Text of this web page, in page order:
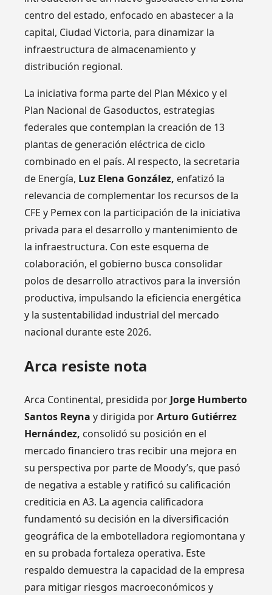
centro del estado, enfocado en abastecer a la
capital, Ciudad Victoria, para dinamizar la
infraestructura de almacenamiento y
distribución regional.
La iniciativa forma parte del Plan México y el
Plan Nacional de Gasoductos, estrategias
federales que contemplan la creación de 13
plantas de generación eléctrica de ciclo
combinado en el país. Al respecto, la secretaria
de Energía, Luz Elena González, enfatizó la
relevancia de complementar los recursos de la
CFE y Pemex con la participación de la iniciativa
privada para el desarrollo y mantenimiento de
la infraestructura. Con este esquema de
colaboración, el gobierno busca consolidar
polos de desarrollo atractivos para la inversión
productiva, impulsando la eficiencia energética
y la sustentabilidad industrial del mercado
nacional durante este 2026.
Arca resiste nota
Arca Continental, presidida por Jorge Humberto
Santos Reynay dirigida porArturo Gutiérrez
Hernández, consolidó su posición en el
mercado financiero tras recibir una mejora en
su perspectiva por parte de Moody’s, que pasó
de negativa a estable y ratificó su calificación
crediticia en A3. La agencia calificadora
fundamentó su decisión en la diversificación
geográfica de la embotelladora regiomontana y
en su probada fortaleza operativa. Este
respaldo demuestra la capacidad de la empresa
para mitigar riesgos macroeconómicos y